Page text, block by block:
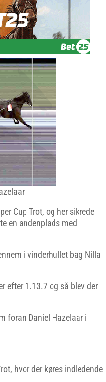
Cup Trot, og her sikrede
en andenplads med
i vinderhullet bag Nilla
efter 1.13.7 og så blev der
foran Daniel Hazelaar i
hvor der køres indledende